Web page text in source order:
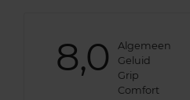
8,0 Algemeen
Geluid
Grip
Comfort